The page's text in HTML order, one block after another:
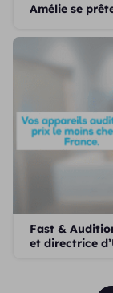
Amélie se
Fast &
et directrice